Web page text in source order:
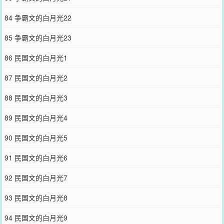
84 争霸文的白月光22
85 争霸文的白月光23
86 民国文的白月光1
87 民国文的白月光2
88 民国文的白月光3
89 民国文的白月光4
90 民国文的白月光5
91 民国文的白月光6
92 民国文的白月光7
93 民国文的白月光8
94 民国文的白月光9